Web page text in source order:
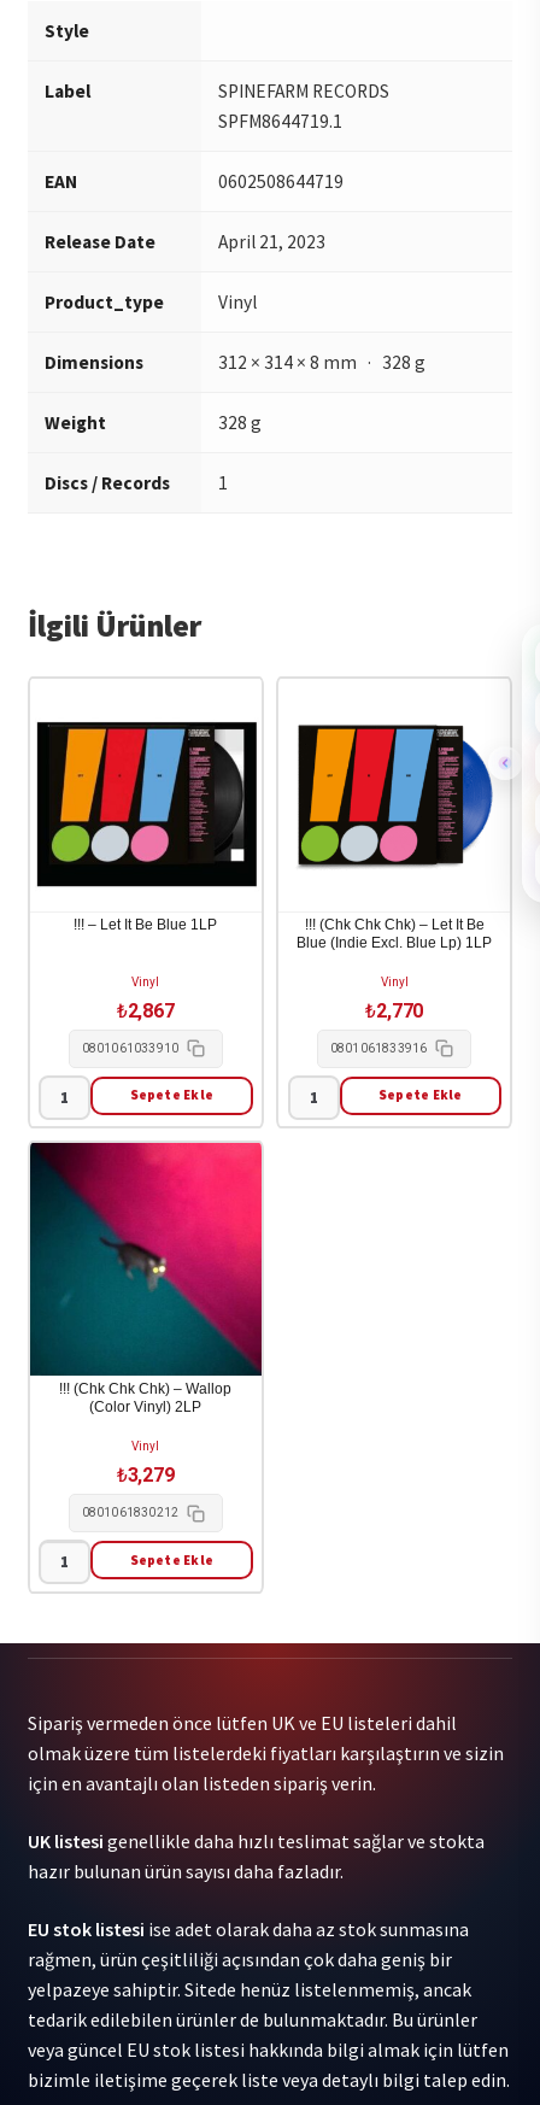
Style
Label
SPINEFARM RECORDS
SPFM8644719.1
EAN 0602508644719
Release Date April 21, 2023
Product_type Vinyl
Dimensions 312 × 314 × 8 mm · 328 g
Weight 328 g
Discs / Records 1
İlgili Ürünler
!!! – Let It Be Blue 1LP
Vinyl
₺2,867
0801061033910
!!!
-
Let
Sepete Ekle
!!! (Chk Chk Chk) – Let It Be
Blue (Indie Excl. Blue Lp) 1LP
Vinyl
₺2,770
0801061833916
!!!
Sepete Ekle
!!! (Chk Chk Chk) – Wallop
(Color Vinyl) 2LP
Vinyl
₺3,279
0801061830212
!!!
Chk)
Wallop
(Color
Vinyl)
adet
Sepete Ekle
Sipariş vermeden önce lütfen UK ve EU listeleri dahil
olmak üzere tüm listelerdeki fiyatları karşılaştırın ve sizin
için en avantajlı olan listeden sipariş verin.
UK listesi genellikle daha hızlı teslimat sağlar ve stokta
hazır bulunan ürün sayısı daha fazladır.
EU stok listesi ise adet olarak daha az stok sunmasına
rağmen, ürün çeşitliliği açısından çok daha geniş bir
yelpazeye sahiptir. Sitede henüz listelenmemiş, ancak
tedarik edilebilen ürünler de bulunmaktadır. Bu ürünler
veya güncel EU stok listesi hakkında bilgi almak için lütfen
bizimle iletişime geçerek liste veya detaylı bilgi talep edin.